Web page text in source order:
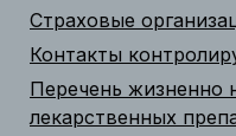
Страховые
Контакты
Перечень жизненно
лекарственных